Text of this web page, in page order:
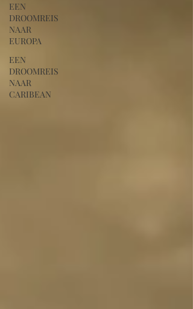
EEN
DROOMREIS
NAAR
EUROPA
EEN
DROOMREIS
NAAR
CARIBEAN